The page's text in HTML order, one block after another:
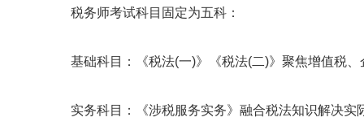
税务师考试科目固定为五科：
基础科目：《税法(一)》《税法(二)》聚焦增值税、
实务科目：《涉税服务实务》融合税法知识解决实